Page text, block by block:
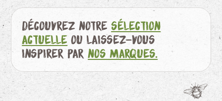
Découvrez notresélection
actuelle ou laissez-vous
inspirer parnos marques.